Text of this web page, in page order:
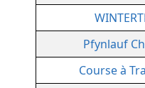
Pfynlauf
Course à